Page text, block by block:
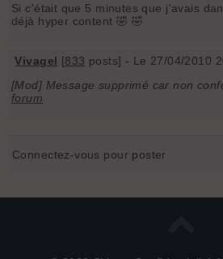
Si c'était que 5 minutes que j'avais
déjà hyper content 🤣 🤣
Vivagel [833 posts] - Le 27/04/2010
[Mod] Message supprimé car non
forum
Connectez-vous pour poster